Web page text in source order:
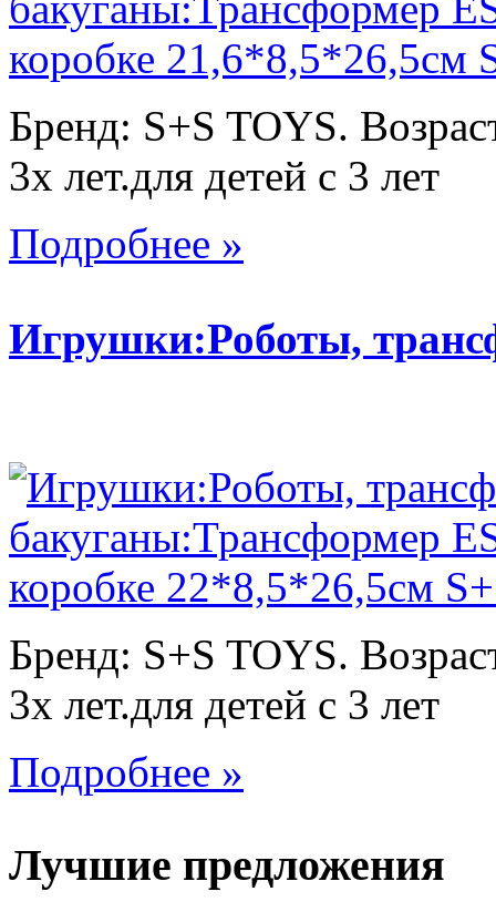
Бренд: S+S TOYS.
3х лет.для детей с 3 лет
Подробнее »
Игрушки:Роботы,
Бренд: S+S TOYS.
3х лет.для детей с 3 лет
Подробнее »
Лучшие предложения